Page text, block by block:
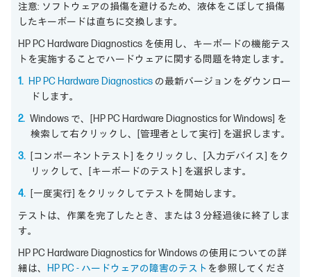
注意: ソフトウェアの損傷を避けるため、液体をこぼして損傷
したキーボードは直ちに交換します。
HP PC Hardware Diagnostics を使用し、キーボードの機能テス
トを実施することでハードウェアに関する問題を特定します。
HP PC Hardware Diagnostics の最新バージョンをダウンロー
ドします。
Windows で、[HP PC Hardware Diagnostics for Windows] を
検索して右クリックし、[管理者として実行] を選択します。
[コンポーネントテスト] をクリックし、[入力デバイス] をク
リックして、[キーボードのテスト] を選択します。
[一度実行] をクリックしてテストを開始します。
テストは、作業を完了したとき、または 3 分経過後に終了しま
す。
HP PC Hardware Diagnostics for Windows の使用についての詳
細は、
HP PC - ハードウェアの障害のテスト を参照してくださ